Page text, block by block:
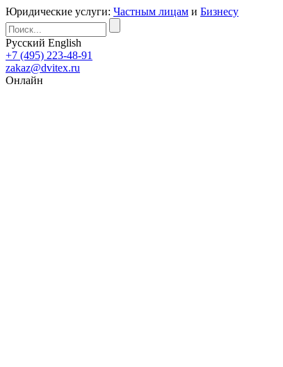
Юридические услуги: Частным лицам и Бизнесу
Русский English
+7 (495) 223-48-91
zakaz@dvitex.ru
Онлайн